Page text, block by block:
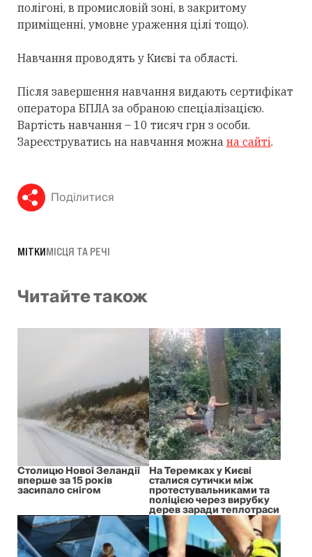
полігоні, в промисловій зоні, в закритому
приміщенні, умовне ураження цілі тощо).
Навчання проводять у Києві та області.
Після завершення навчання видають сертифікат
оператора БПЛА за обраною спеціалізацією.
Вартість навчання – 10 тисяч грн з особи.
Зареєструватись на навчання можна на сайті.
Поділитися
МІТКИМІСЦЯ ТА РЕЧІ
Читайте також
Столицю Нової Зеландії
вперше за 15 років
засипало снігом
На Теремках у Києві
сталися сутички між
протестувальниками та
поліцією через вирубку
дерев заради теплотраси